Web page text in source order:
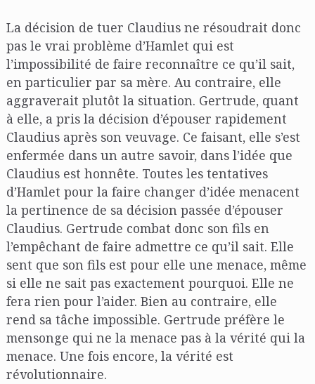
La décision de tuer Claudius ne résoudrait donc
pas le vrai problème d’Hamlet qui est
l’impossibilité de faire reconnaître ce qu’il sait,
en particulier par sa mère. Au contraire, elle
aggraverait plutôt la situation. Gertrude, quant
à elle, a pris la décision d’épouser rapidement
Claudius après son veuvage. Ce faisant, elle s’est
enfermée dans un autre savoir, dans l’idée que
Claudius est honnête. Toutes les tentatives
d’Hamlet pour la faire changer d’idée menacent
la pertinence de sa décision passée d’épouser
Claudius. Gertrude combat donc son fils en
l’empêchant de faire admettre ce qu’il sait. Elle
sent que son fils est pour elle une menace, même
si elle ne sait pas exactement pourquoi. Elle ne
fera rien pour l’aider. Bien au contraire, elle
rend sa tâche impossible. Gertrude préfère le
mensonge qui ne la menace pas à la vérité qui la
menace. Une fois encore, la vérité est
révolutionnaire.